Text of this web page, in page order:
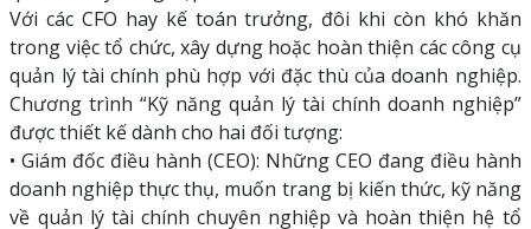
Với các CFO hay kế toán trưởng, đôi khi còn khó khăn
trong việc tổ chức, xây dựng hoặc hoàn thiện các công cụ
quản lý tài chính phù hợp với đặc thù của doanh nghiệp.
Chương trình “Kỹ năng quản lý tài chính doanh nghiệp”
được thiết kế dành cho hai đối tượng:
• Giám đốc điều hành (CEO): Những CEO đang điều hành
doanh nghiệp thực thụ, muốn trang bị kiến thức, kỹ năng
về quản lý tài chính chuyên nghiệp và hoàn thiện hệ tổ